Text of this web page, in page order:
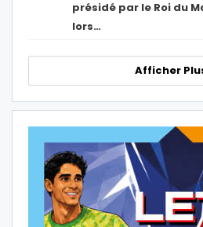
présidé par le Roi du
lors…
Afficher